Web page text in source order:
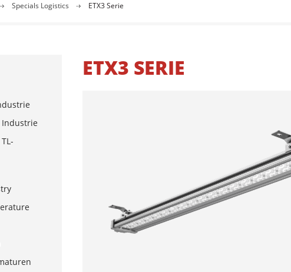
Specials Logistics ETX3 Serie
ETX3 SERIE